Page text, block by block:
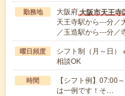
勤務地 大阪府大阪市天王寺
天王寺駅から---分／
／玉造駅から---分／
曜日頻度
シフト制（月～日）
相談OK
時間
【シフト例】07:00
は一例です！そ…